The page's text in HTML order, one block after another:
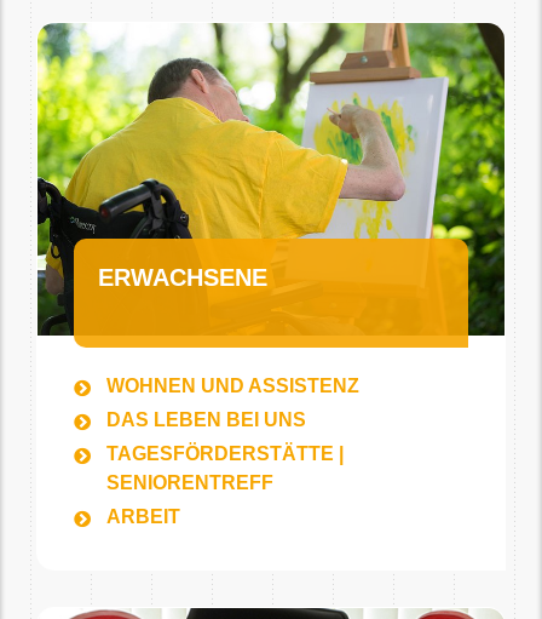
ERWACHSENE
WOHNEN UND ASSISTENZ
DAS LEBEN BEI UNS
TAGESFÖRDERSTÄTTE |
SENIORENTREFF
ARBEIT